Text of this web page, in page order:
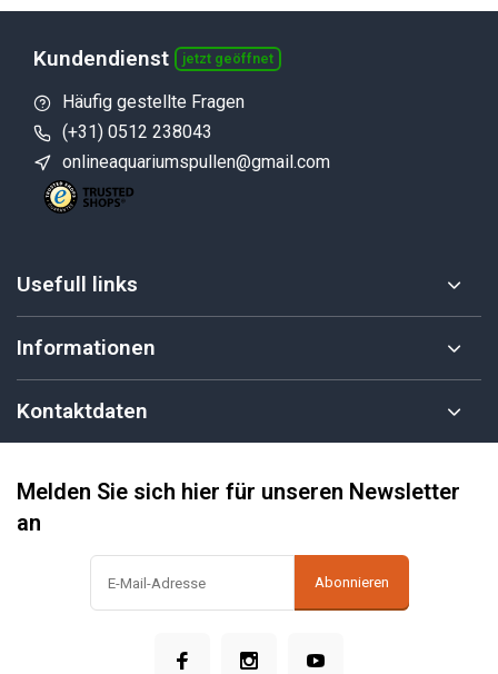
Kundendienst jetzt geöffnet
Häufig gestellte Fragen
(+31) 0512 238043
onlineaquariumspullen@gmail.com
Usefull links
Informationen
Kontaktdaten
Melden Sie sich hier für unseren Newsletter
an
Abonnieren